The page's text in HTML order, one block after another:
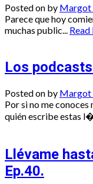
Posted on by
Parece que hoy
muchas public...
Los
Posted on by
Por si no me
quién escribe estas
Llévame
Ep.40.